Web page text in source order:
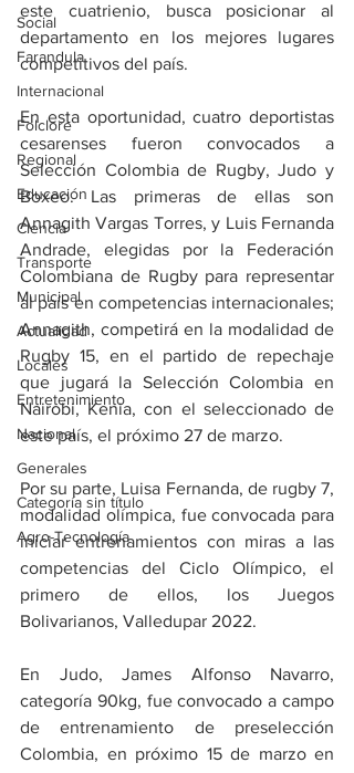
Social
Farandula
Internacional
Folclore
Regional
Educación
Ciencia
Transporte
Municipal
Actualidad
Locales
Entretenimiento
Nacional
Generales
Categoría sin título
Agro-Tecnología
este cuatrienio, busca posicionar al
departamento en los mejores lugares
competitivos del país.
En esta oportunidad, cuatro deportistas
cesarenses fueron convocados a
Selección Colombia de Rugby, Judo y
Boxeo. Las primeras de ellas son
Annagith Vargas Torres, y Luis Fernanda
Andrade, elegidas por la Federación
Colombiana de Rugby para representar
al país en competencias internacionales;
Annagith, competirá en la modalidad de
Rugby 15, en el partido de repechaje
que jugará la Selección Colombia en
Nairobi, Kenia, con el seleccionado de
este país, el próximo 27 de marzo.
Por su parte, Luisa Fernanda, de rugby 7,
modalidad olímpica, fue convocada para
iniciar entrenamientos con miras a las
competencias del Ciclo Olímpico, el
primero de ellos, los Juegos
Bolivarianos, Valledupar 2022.
En Judo, James Alfonso Navarro,
categoría 90kg, fue convocado a campo
de entrenamiento de preselección
Colombia, en próximo 15 de marzo en